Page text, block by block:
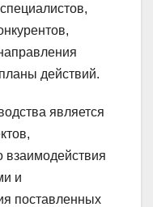
действий.
является
взаимодействия
и
поставленных